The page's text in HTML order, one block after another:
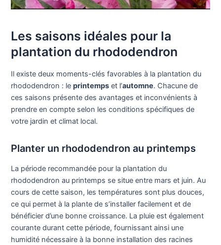
Les saisons idéales pour la
plantation du rhododendron
Il existe deux moments-clés favorables à la plantation du
rhododendron : leprintemps et l’automne. Chacune de
ces saisons présente des avantages et inconvénients à
prendre en compte selon les conditions spécifiques de
votre jardin et climat local.
Planter un rhododendron au printemps
La période recommandée pour la plantation du
rhododendron au printemps se situe entre mars et juin. Au
cours de cette saison, les températures sont plus douces,
ce qui permet à la plante de s’installer facilement et de
bénéficier d’une bonne croissance. La pluie est également
courante durant cette période, fournissant ainsi une
humidité nécessaire à la bonne installation des racines